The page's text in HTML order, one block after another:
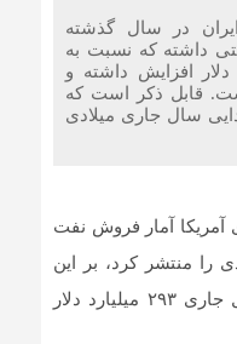
در سال گذشته
نفتی داشته که نسبت به
۱۷ میلیارد دلار افزایش داشته و
دلاری است. قابل ذکر است که
سال جاری میلادی
آمریکا آمار فروش نفت
سال ۲۰۲۳ میلادی را منتشر کرد، بر این
اساس تمام اعضای اوپک در سال جاری ۲۹۳ میلیارد دلار